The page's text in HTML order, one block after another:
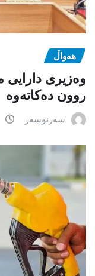
هەواڵ
وەزیری دارایی
روون دەکاتەوە
سەرنوسەر